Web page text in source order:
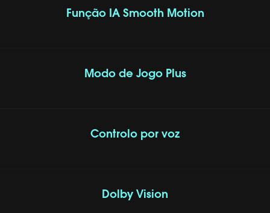
Função IA Smooth Motion
Modo de Jogo Plus
Controlo por voz
Dolby Vision